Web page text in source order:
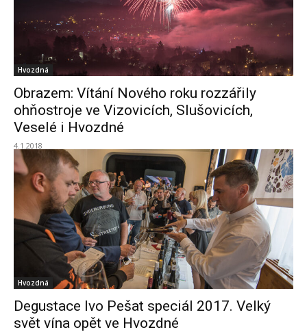
Hvozdná
Obrazem: Vítání Nového roku rozzářily
ohňostroje ve Vizovicích, Slušovicích,
Veselé i Hvozdné
4.1.2018
Hvozdná
Degustace Ivo Pešat speciál 2017. Velký
svět vína opět ve Hvozdné